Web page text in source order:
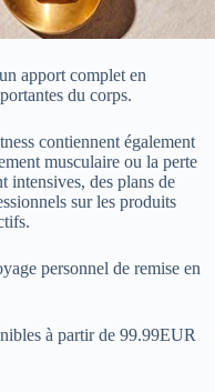
apport complet en
du corps.
contiennent également
musculaire ou la perte
intensives, des plans de
sur les produits
personnel de remise en
à partir de 99.99EUR